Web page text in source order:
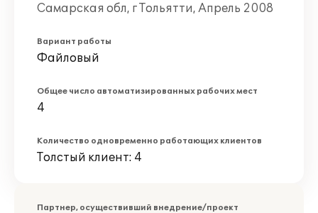
Самарская обл, г Тольятти, Апрель 2008
Вариант работы
Файловый
Общее число автоматизированных рабочих мест
4
Количество одновременно работающих клиентов
Толстый клиент: 4
Партнер, осуществивший внедрение/проект